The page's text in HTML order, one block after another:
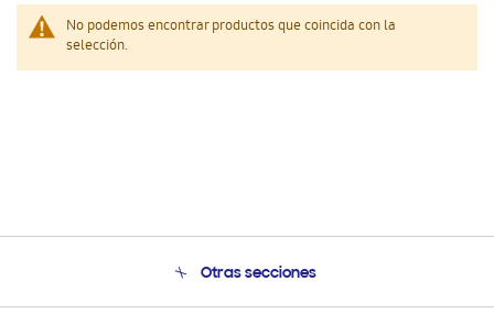
No podemos encontrar productos que coincida con la
selección.
Otras secciones